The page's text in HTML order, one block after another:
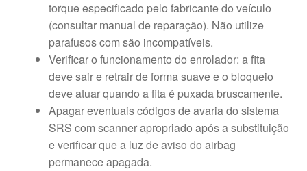
torque especificado pelo fabricante do veículo
(consultar manual de reparação). Não utilize
parafusos com são incompatíveis.
Verificar o funcionamento do enrolador: a fita
deve sair e retrair de forma suave e o bloqueio
deve atuar quando a fita é puxada bruscamente.
Apagar eventuais códigos de avaria do sistema
SRS com scanner apropriado após a substituição
e verificar que a luz de aviso do airbag
permanece apagada.